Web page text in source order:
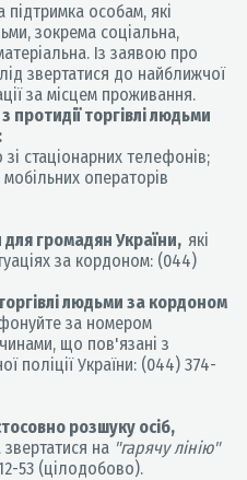
підтримка особам, які
зокрема соціальна,
Із заявою про
звертатися до найближчої
за місцем проживання.
протидії торгівлі людьми
стаціонарних телефонів;
операторів
для громадян України, які
за кордоном: (044)
людьми за кордоном
за номером
що пов'язані з
поліції України: (044) 374-
розшуку осіб,
на "гарячу лінію"
53 (цілодобово).